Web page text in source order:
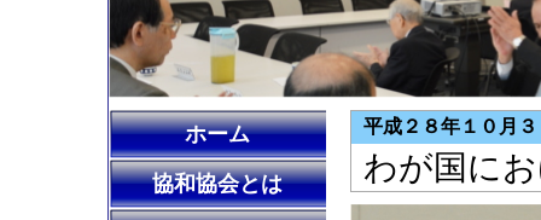
ホーム
協和協会とは
平成２８年１０月
わが国に